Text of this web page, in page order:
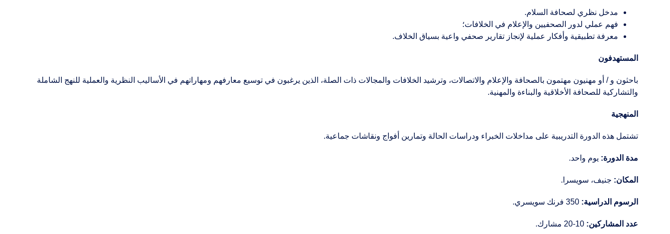
مدخل نظري لصحافة السلام.
فهم عملي لدور الصحفيين والإعلام في الخلافات؛
معرفة تطبيقية وأفكار عملية لإنجاز تقارير صحفي واعية بسياق الخلاف.
المستهدفون
باحثون و / أو مهنيون مهتمون بالصحافة والإعلام والاتصالات، وترشيد الخلافات والمجالات ذات الصلة، الذين يرغبون في توسيع معارفهم ومهاراتهم في الأساليب النظرية والعملية للنهج الشاملة
والتشاركية للصحافة الأخلاقية والبناءة والمهنية.
المنهجية
تشتمل هذه الدورة التدريبية على مداخلات الخبراء ودراسات الحالة وتمارين أفواج ونقاشات جماعية.
مدة الدورة: يوم واحد.
المكان: جنيف، سويسرا.
الرسوم الدراسية:
عدد المشاركين: